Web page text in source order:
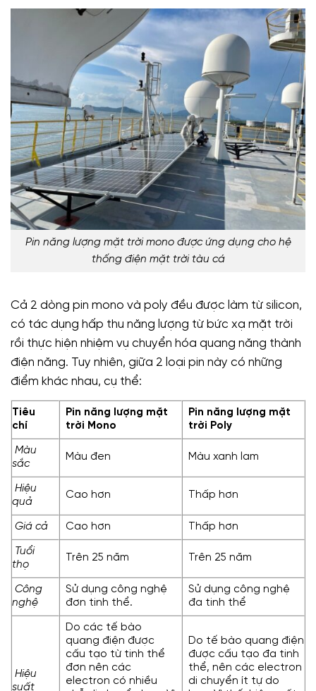
Pin năng lượng mặt trời mono được ứng dụng cho hệ
thống điện mặt trời tàu cá
Cả 2 dòng pin mono và poly đều được làm từ silicon,
có tác dụng hấp thu năng lượng từ bức xạ mặt trời
rồi thực hiện nhiệm vụ chuyển hóa quang năng thành
điện năng. Tuy nhiên, giữa 2 loại pin này có những
điểm khác nhau, cụ thể:
Tiêu
chí
Pin năng lượng mặt
trời Mono
Pin năng lượng mặt
trời Poly
Màu
sắc
Màu đen Màu xanh lam
Hiệu
quả
Cao hơn Thấp hơn
Giá cả Cao hơn Thấp hơn
Tuổi
thọ
Trên 25 năm Trên 25 năm
Công
nghệ
Sử dụng công nghệ
đơn tinh thể.
Sử dụng công nghệ
đa tinh thể
Hiệu
suất
Do các tế bào
quang điện được
cấu tạo từ tinh thể
đơn nên các
electron có nhiều
Do tế bào quang điện
được cấu tạo đa tinh
thể, nên các electron
di chuyển ít tự do